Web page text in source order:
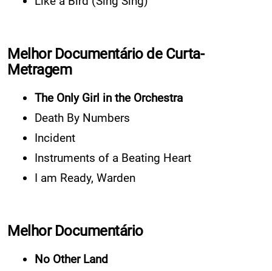
Melhor Documentário de Curta-
Metragem
The Only Girl in the Orchestra
Death By Numbers
Incident
Instruments of a Beating Heart
I am Ready, Warden
Melhor Documentário
No Other Land